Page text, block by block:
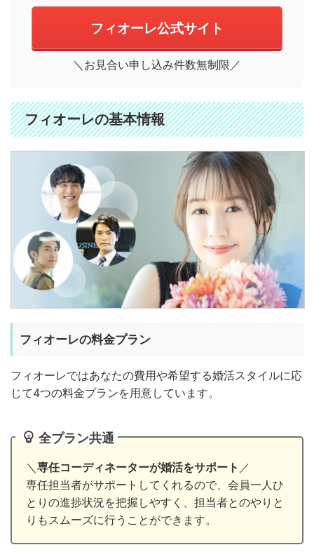
フィオーレ公式サイト
＼お見合い申し込み件数無制限／
フィオーレの基本情報
フィオーレの料金プラン
フィオーレではあなたの費用や希望する婚活スタイルに応
じて4つの料金プランを用意しています。
全プラン共通
＼ 専任コーディネーターが婚活をサポート ／
専任担当者がサポートしてくれるので、会員一人ひ
とりの進捗状況を把握しやすく、担当者とのやりと
りもスムーズに行うことができます。